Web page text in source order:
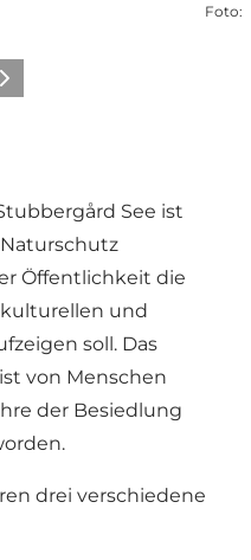
Foto:
See ist
Öffentlichkeit die
und
soll. Das
von Menschen
der Besiedlung
drei verschiedene